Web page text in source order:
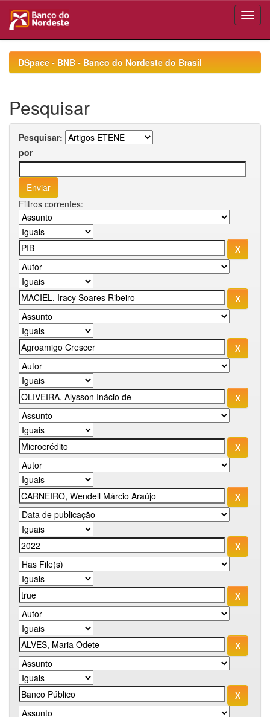
navigationDSpace - BNB - Banco do Nordeste do Brasil
Pesquisar
Pesquisar:
por
Filtros correntes: